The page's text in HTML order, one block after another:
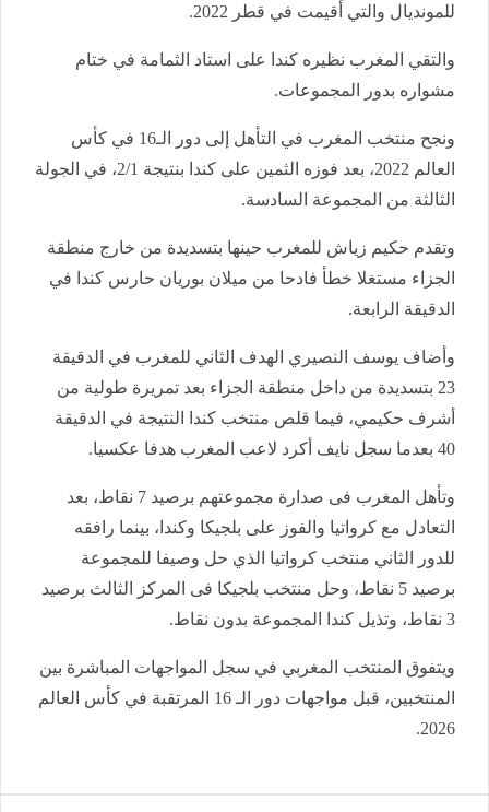
للمونديال والتي أقيمت في قطر 2022.
والتقي المغرب نظيره كندا على استاد الثمامة في ختام
مشواره بدور المجموعات.
ونجح منتخب المغرب في التأهل إلى دور الـ16 في كأس
العالم 2022، بعد فوزه الثمين على كندا بنتيجة 2/1، في الجولة
الثالثة من المجموعة السادسة.
وتقدم حكيم زياش للمغرب حينها بتسديدة من خارج منطقة
الجزاء مستغلا خطأ فادحا من ميلان بوريان حارس كندا في
الدقيقة الرابعة.
وأضاف يوسف النصيري الهدف الثاني للمغرب في الدقيقة
23 بتسديدة من داخل منطقة الجزاء بعد تمريرة طولية من
أشرف حكيمي، فيما قلص منتخب كندا النتيجة في الدقيقة
40 بعدما سجل نايف أكرد لاعب المغرب هدفا عكسيا.
وتأهل المغرب فى صدارة مجموعتهم برصيد 7 نقاط، بعد
التعادل مع كرواتيا والفوز على بلجيكا وكندا، بينما رافقه
للدور الثاني منتخب كرواتيا الذي حل وصيفا للمجموعة
برصيد 5 نقاط، وحل منتخب بلجيكا فى المركز الثالث برصيد
3 نقاط، وتذيل كندا المجموعة بدون نقاط.
ويتفوق المنتخب المغربي في سجل المواجهات المباشرة بين
المنتخبين، قبل مواجهات دور الـ 16 المرتقبة في كأس العالم
2026.